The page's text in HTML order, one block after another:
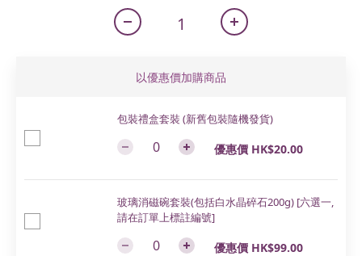
以優惠價加購商品
包裝禮盒套裝 (新舊包裝隨機發貨)
優惠價 HK$20.00
玻璃消磁碗套裝(包括白水晶碎石200g) [六選一,
請在訂單上標註編號]
優惠價 HK$99.00